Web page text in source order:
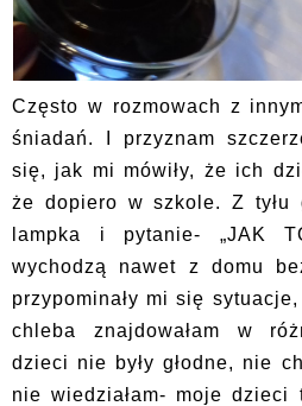
Często w rozmowach z
śniadań. I przyznam
się, jak mi mówiły, że ich
że dopiero w szkole. Z tyłu
lampka i pytanie- „JAK
wychodzą nawet z domu
przypominały mi się
chleba znajdowałam w
dzieci nie były głodne, nie
nie wiedziałam- moje dzieci